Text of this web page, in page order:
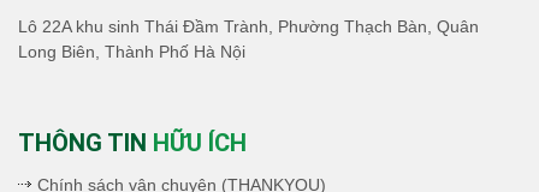
Lô 22A khu sinh Thái Đầm Trành, Phường Thạch Bàn, Quân
Long Biên, Thành Phố Hà Nội
THÔNG TIN HỮU ÍCH
Chính sách vận chuyên (THANKYOU)